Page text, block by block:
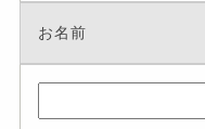
お名前